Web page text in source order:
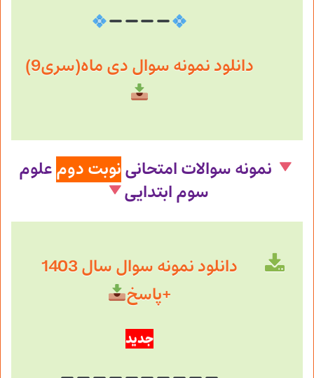
دانلود نمونه سوال دی ماه(سری9)
نمونه سوالات امتحانینوبت دومعلوم
سوم ابتدایی
دانلود نمونه سوال سال 1403
+پاسخ
جدید